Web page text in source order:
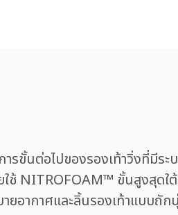
นต่อไปของรองเท้าวิ่งที่มีร
ช้ NITROFOAM™ ขั้นสูงสุด
ายอากาศและลิ้นรองเท้าแบบ